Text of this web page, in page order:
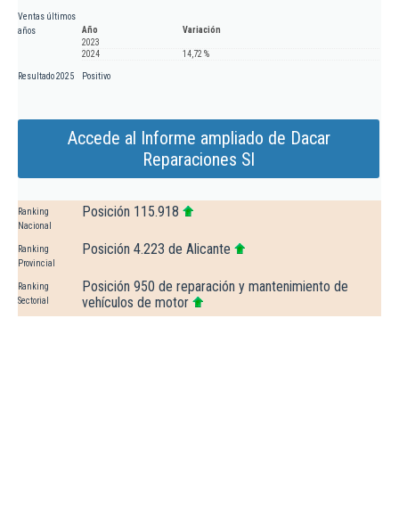
Ventas últimos
años
Año
Variación
2023
2024
14,72 %
Resultado 2025 Positivo
Accede al Informe ampliado de Dacar
Reparaciones Sl
Ranking
Nacional
Posición 115.918
Ranking
Provincial
Posición 4.223 de Alicante
Ranking
Sectorial
Posición 950 de reparación y mantenimiento de
vehículos de motor